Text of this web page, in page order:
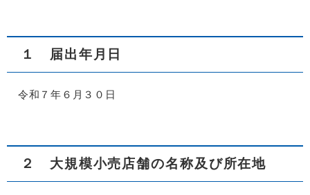
１ 届出年月日
令和７年６月３０日
２ 大規模小売店舗の名称及び所在地